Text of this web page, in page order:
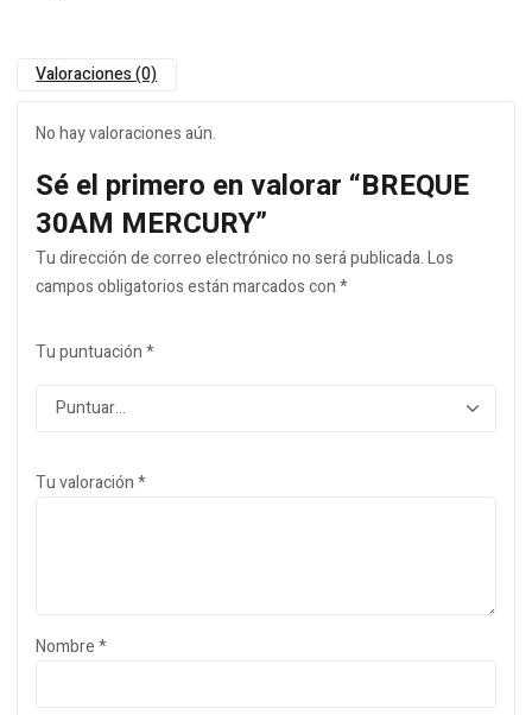
Valoraciones (0)
No hay valoraciones aún.
Sé el primero en valorar “BREQUE
30AM MERCURY”
Tu dirección de correo electrónico no será publicada.Los
campos obligatorios están marcados con*
Tu puntuación*
Tu valoración*
Nombre*